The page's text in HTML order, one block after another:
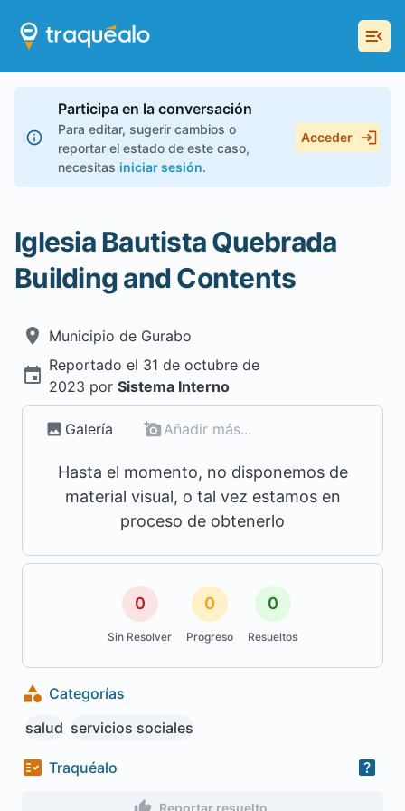
Participa en la conversación
Para editar, sugerir cambios o
reportar el estado de este caso,
necesitas iniciar sesión.
Acceder
Iglesia Bautista Quebrada
Building and Contents
Municipio de Gurabo
Reportado el 31 de octubre de
2023 por Sistema Interno
Galería Añadir más...
Hasta el momento, no disponemos de
material visual, o tal vez estamos en
proceso de obtenerlo
0
Sin Resolver
0
Progreso
0
Resueltos
Categorías
salud servicios sociales
Traquéalo
Reportar resuelto